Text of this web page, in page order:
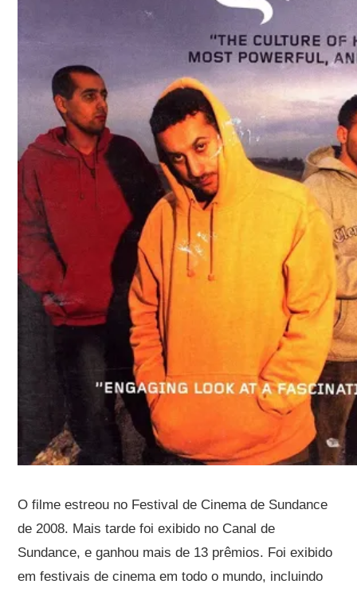
O filme estreou no Festival de Cinema de Sundance
de 2008. Mais tarde foi exibido no Canal de
Sundance, e ganhou mais de 13 prêmios. Foi exibido
em festivais de cinema em todo o mundo, incluindo